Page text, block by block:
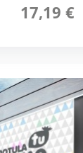
17,19 €